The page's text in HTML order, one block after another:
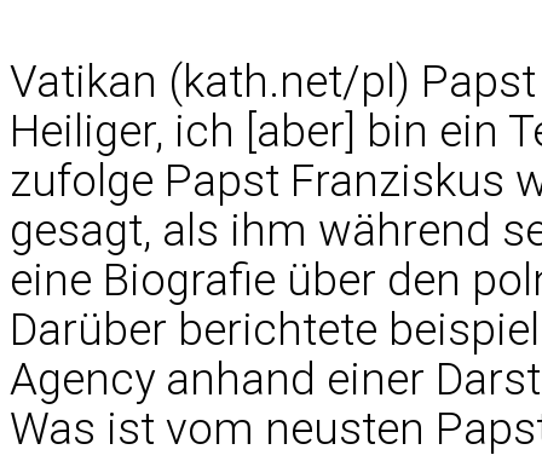
Vatikan (kath.net/pl) Papst
Heiliger, ich [aber] bin ein
zufolge Papst Franziskus
gesagt, als ihm während
eine Biografie über den
Darüber berichtete
Agency anhand einer
Was ist vom neusten